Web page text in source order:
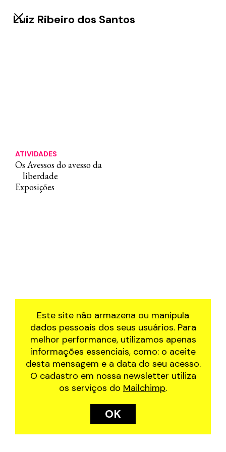
Luiz Ribeiro dos Santos
ATIVIDADES
Os Avessos do avesso da
liberdade
Exposições
Este site não armazena ou manipula
dados pessoais dos seus usuários. Para
melhor performance, utilizamos apenas
informações essenciais, como: o aceite
desta mensagem e a data do seu acesso.
O cadastro em nossa newsletter utiliza
os serviços do Mailchimp.
OK